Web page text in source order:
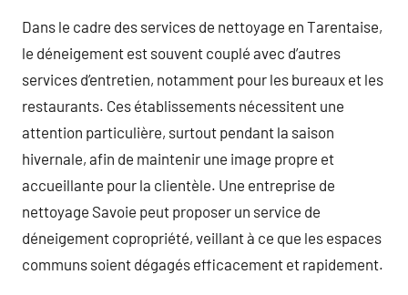
Dans le cadre des services de nettoyage en Tarentaise,
le déneigement est souvent couplé avec d’autres
services d’entretien, notamment pour les bureaux et les
restaurants. Ces établissements nécessitent une
attention particulière, surtout pendant la saison
hivernale, afin de maintenir une image propre et
accueillante pour la clientèle. Une entreprise de
nettoyage Savoie peut proposer un service de
déneigement copropriété, veillant à ce que les espaces
communs soient dégagés efficacement et rapidement.